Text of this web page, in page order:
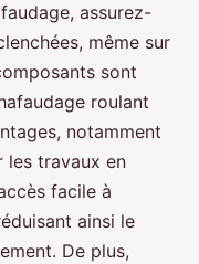
assurez-
même sur
sont
roulant
notamment
les travaux en
facile à
ainsi le
De plus,